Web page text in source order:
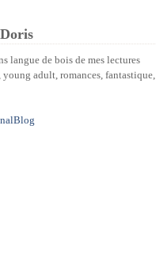
langue de bois de mes lectures
young adult, romances, fantastique,